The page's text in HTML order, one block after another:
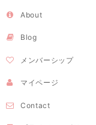
About
Blog
メンバーシップ
マイページ
Contact